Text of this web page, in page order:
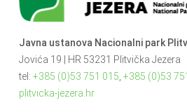
Javna ustanova Nacionalni park
Jovića 19 | HR 53231 Plitvička Jezera
tel: +385 (0)53 751 015, +385 (0)53
plitvicka-jezera.hr